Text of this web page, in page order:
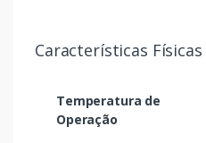
Características Físicas
Temperatura de
Operação